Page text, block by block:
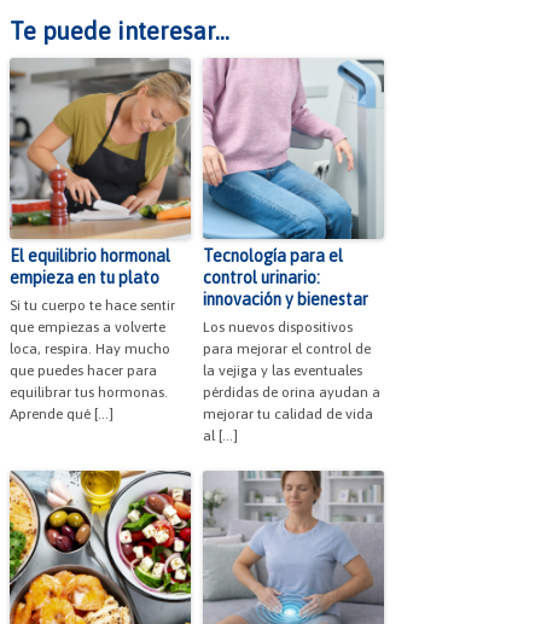
Te puede interesar...
El equilibrio hormonal
empieza en tu plato
Si tu cuerpo te hace sentir
que empiezas a volverte
loca, respira. Hay mucho
que puedes hacer para
equilibrar tus hormonas.
Aprende qué […]
Tecnología para el
control urinario:
innovación y bienestar
Los nuevos dispositivos
para mejorar el control de
la vejiga y las eventuales
pérdidas de orina ayudan a
mejorar tu calidad de vida
al […]